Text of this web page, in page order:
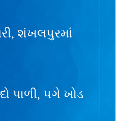
શંખલપુરમાં
પાળી, પગે ખોડ